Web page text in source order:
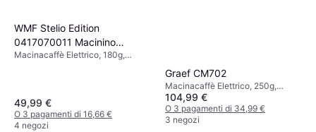
WMF Stelio Edition
0417070011 Macinino
Argento Nero Meccanismo di
Macinacaffè Elettrico, 180g,
49,99 €
O 3 pagamenti di 16,66 €
4 negozi
Graef CM702
Macinacaffè Elettrico, 250g,
Macinatura regolabile
104,99 €
O 3 pagamenti di 34,99 €
3 negozi